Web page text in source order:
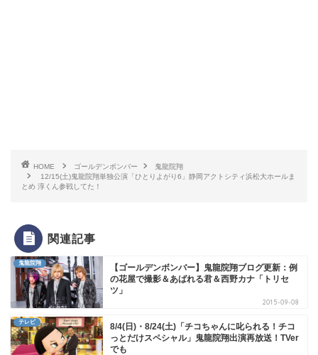
HOME ゴールデンボンバー
鬼龍院翔
12/15(土)鬼龍院翔単独公演「ひとりよがり6」静岡アクトシティ浜松大ホールま
とめ 淳くん参戦してた！
関連記事
鬼龍院翔
【ゴールデンボンバー】鬼龍院翔ブログ更新：例
の花屋で撮影＆あばれる君＆西野カナ「トリセ
ツ」
2015-09-08
テレビ
8/4(日)・8/24(土)「チコちゃんに叱られる！チコ
っとだけスペシャル」鬼龍院翔出演再放送！TVer
でも